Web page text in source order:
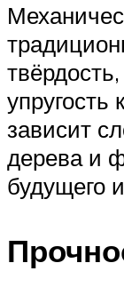
упругость
зависит
дерева и
будущего